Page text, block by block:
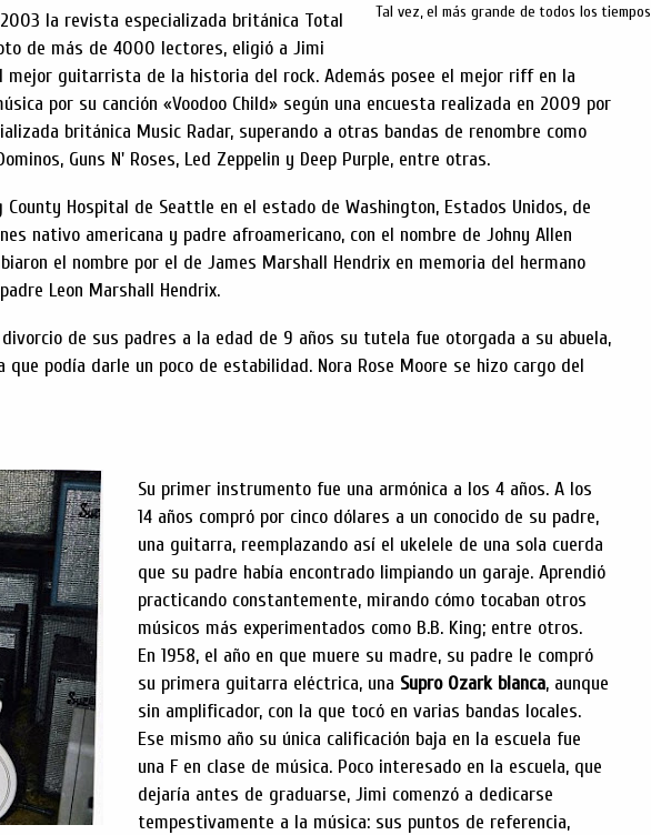
Tal vez, el más grande de todos los tiempos
la revista especializada británica Total
de más de 4000 lectores, eligió a Jimi
mejor guitarrista de la historia del rock. Además posee el mejor riff en la
por su canción «Voodoo Child» según una encuesta realizada en 2009 por
británica Music Radar, superando a otras bandas de renombre como
Guns N' Roses, Led Zeppelin y Deep Purple, entre otras.
County Hospital de Seattle en el estado de Washington, Estados Unidos, de
nativo americana y padre afroamericano, con el nombre de Johny Allen
el nombre por el de James Marshall Hendrix en memoria del hermano
Leon Marshall Hendrix.
de sus padres a la edad de 9 años su tutela fue otorgada a su abuela,
que podía darle un poco de estabilidad. Nora Rose Moore se hizo cargo del
Su primer instrumento fue una armónica a los 4 años. A los
14 años compró por cinco dólares a un conocido de su padre,
una guitarra, reemplazando así el ukelele de una sola cuerda
que su padre había encontrado limpiando un garaje. Aprendió
practicando constantemente, mirando cómo tocaban otros
músicos más experimentados como B.B. King; entre otros.
En 1958, el año en que muere su madre, su padre le compró
su primera guitarra eléctrica, una Supro Ozark blanca, aunque
sin amplificador, con la que tocó en varias bandas locales.
Ese mismo año su única calificación baja en la escuela fue
una F en clase de música. Poco interesado en la escuela, que
dejaría antes de graduarse, Jimi comenzó a dedicarse
tempestivamente a la música: sus puntos de referencia,